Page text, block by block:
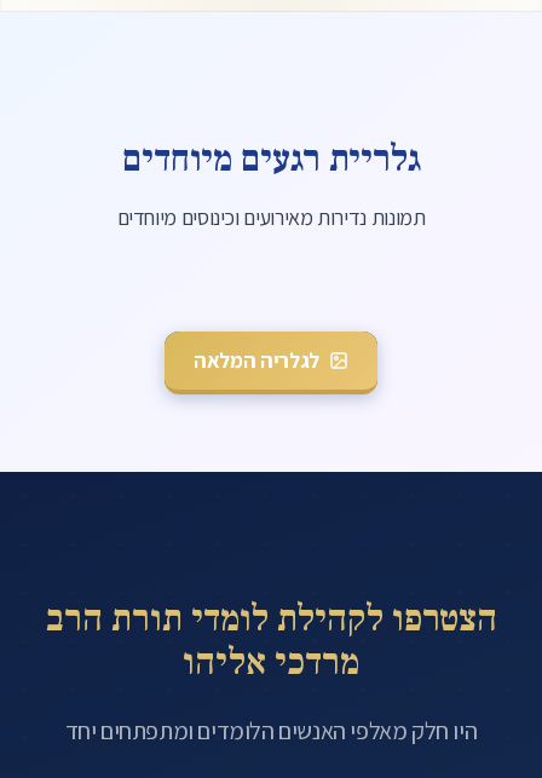
גלריית רגעים מיוחדים
תמונות נדירות מאירועים וכינוסים מיוחדים
סליחות במערת המכפלה. מימין לשמאל: רבי חיים דרוקמן,
לגלריה המלאה
הצטרפו לקהילת לומדי תורת הרב
מרדכי אליהו
היו חלק מאלפי האנשים הלומדים ומתפתחים יחד